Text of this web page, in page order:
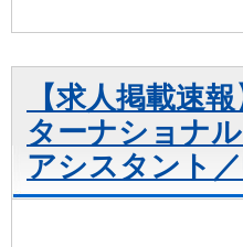
【求人掲載速
ターナショナ
アシスタント